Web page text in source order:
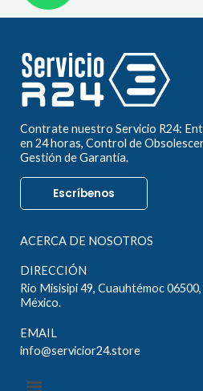
Contrate nuestro Servicio R24:
en 24 horas, Control de
Gestión de Garantía.
Escríbenos
ACERCA DE NOSOTROS
DIRECCIÓN
Rio Misisipi 49, Cuauhtémoc
México.
EMAIL
info@servicior24.store
Menú